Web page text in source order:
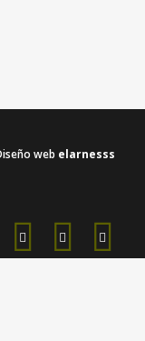
web elarnesss